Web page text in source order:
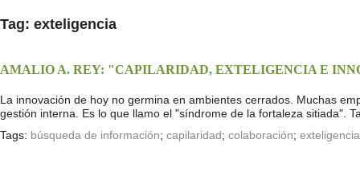
Tag: exteligencia
AMALIO A. REY: "CAPILARIDAD, EXTELIGENCIA E
La innovación de hoy no germina en ambientes cerrados. Muchas
gestión interna. Es lo que llamo el "síndrome de la fortaleza sitiada".
Tags: búsqueda de información; capilaridad; colaboración; exteligencia